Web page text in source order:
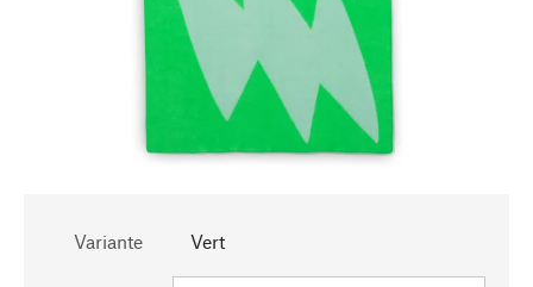
Variante Vert